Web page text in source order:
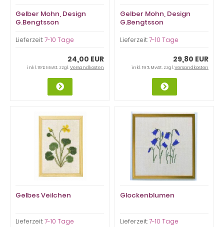
Gelber Mohn, Design
G.Bengtsson
Lieferzeit:7-10 Tage
24,00 EUR
inkl. 19 % MwSt. zzgl.Versandkosten
Gelber Mohn, Design
G.Bengtsson
Lieferzeit:7-10 Tage
29,80 EUR
inkl. 19 % MwSt. zzgl.Versandkosten
Gelbes Veilchen
Lieferzeit:7-10 Tage
Glockenblumen
Lieferzeit:7-10 Tage